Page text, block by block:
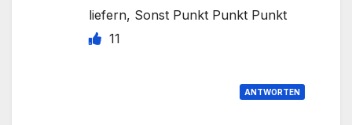
liefern, Sonst Punkt Punkt Punkt
11
ANTWORTEN